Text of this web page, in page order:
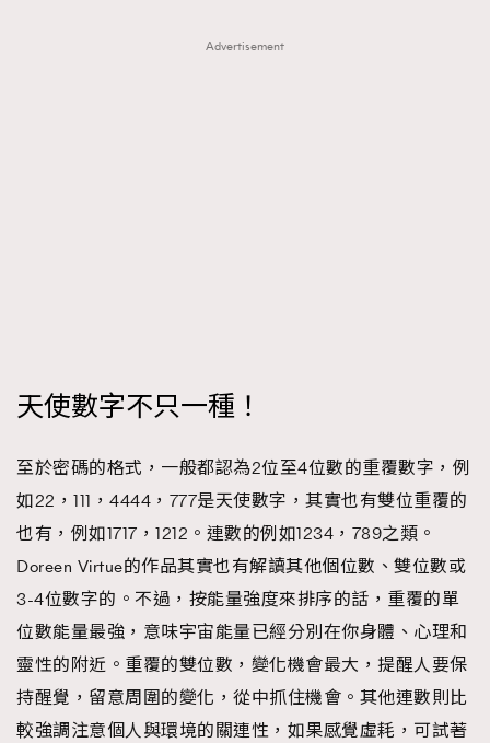
Advertisement
天使數字不只一種！
至於密碼的格式，一般都認為2位至4位數的重覆數字，例
如22，111，4444，777是天使數字，其實也有雙位重覆的
也有，例如1717，1212。連數的例如1234，789之類。
Doreen Virtue的作品其實也有解讀其他個位數、雙位數或
3-4位數字的。不過，按能量強度來排序的話，重覆的單
位數能量最強，意味宇宙能量已經分別在你身體、心理和
靈性的附近。重覆的雙位數，變化機會最大，提醒人要保
持醒覺，留意周圍的變化，從中抓住機會。其他連數則比
較強調注意個人與環境的關連性，如果感覺虛耗，可試著